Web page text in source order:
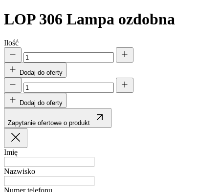
LOP 306 Lampa ozdobna
Ilość
Dodaj do oferty
Dodaj do oferty
Zapytanie ofertowe o produkt
Imię
Nazwisko